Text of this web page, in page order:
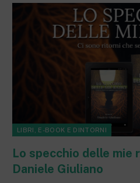
LIBRI, E-BOOK E DINTORNI
Lo specchio delle mie
Daniele Giuliano